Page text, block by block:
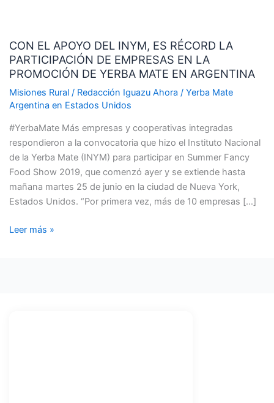
CON EL APOYO DEL INYM, ES RÉCORD LA
PARTICIPACIÓN DE EMPRESAS EN LA
PROMOCIÓN DE YERBA MATE EN ARGENTINA
Misiones Rural/ Redacción Iguazu Ahora / Yerba Mate
Argentina en Estados Unidos
#YerbaMate Más empresas y cooperativas integradas
respondieron a la convocatoria que hizo el Instituto Nacional
de la Yerba Mate (INYM) para participar en Summer Fancy
Food Show 2019, que comenzó ayer y se extiende hasta
mañana martes 25 de junio en la ciudad de Nueva York,
Estados Unidos. “Por primera vez, más de 10 empresas […]
APOYO
DEL
INYM,
ES
RÉCORD
PARTICIPACIÓN
DE
EMPRESAS
EN
LA
PROMOCIÓN
Leer más »